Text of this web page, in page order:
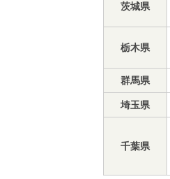
茨城県
栃木県
群馬県
埼玉県
千葉県